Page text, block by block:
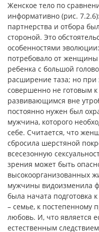
Женское тело по
информативно (рис.
партнерства и отбора
стороной. Это
особенностями
потребовало от
ребенка с большой
расширение таза; но при
совершенно не готовым
развивающимся вне
постоянно нужен был
мужчина, которого
себе. Считается, что
сбросила шерстяной
всесезонную
зрения может быть
высокоорганизованных
мужчины видоизменила
была начата подготовка
– семье, к постепенному
любовь. И, что является
естественным